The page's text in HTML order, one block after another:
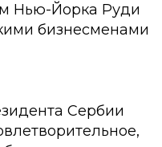
Нью-Йорка Руди
бизнесменами
Сербии